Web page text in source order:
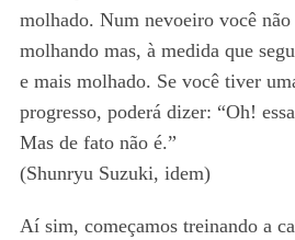
molhado. Num nevoeiro você não
molhando mas, à medida que
e mais molhado. Se você tiver
progresso, poderá dizer: “Oh!
Mas de fato não é.”
(Shunryu Suzuki, idem)
Aí sim, começamos treinando a